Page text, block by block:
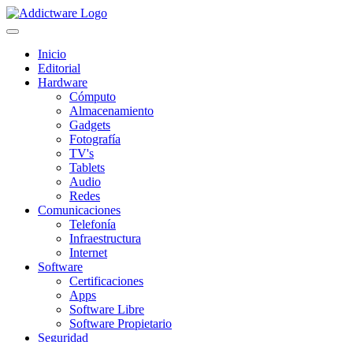
Inicio
Editorial
Hardware
Cómputo
Almacenamiento
Gadgets
Fotografía
TV's
Tablets
Audio
Redes
Comunicaciones
Telefonía
Infraestructura
Internet
Software
Certificaciones
Apps
Software Libre
Software Propietario
Seguridad